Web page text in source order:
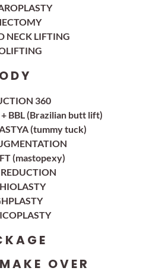
NECK LIFTING
360
BBL (Brazilian butt lift)
(tummy tuck)
(mastopexy)
REDUCTION
OVER